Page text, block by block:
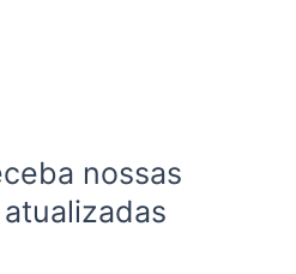
nossas